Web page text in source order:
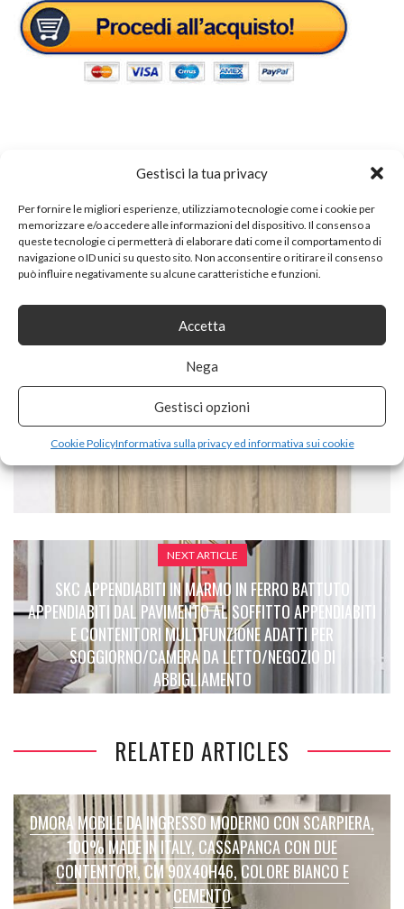
Gestisci la tua privacy
Per fornire le migliori esperienze, utilizziamo tecnologie come i cookie per
memorizzare e/o accedere alle informazioni del dispositivo. Il consenso a
queste tecnologie ci permetterà di elaborare dati come il comportamento di
navigazione o ID unici su questo sito. Non acconsentire o ritirare il consenso
può influire negativamente su alcune caratteristiche e funzioni.
Accetta
Nega
Gestisci opzioni
Cookie PolicyInformativa sulla privacy ed informativa sui cookie
set arredo ingresso
SHARE ON
TVILUM ARMADIO 4 ANTE E 3 CASSETTI COLORE QUERCIA
NEXT ARTICLE
SKC APPENDIABITI IN MARMO IN FERRO BATTUTO
APPENDIABITI DAL PAVIMENTO AL SOFFITTO APPENDIABITI
E CONTENITORI MULTIFUNZIONE ADATTI PER
SOGGIORNO/CAMERA DA LETTO/NEGOZIO DI
ABBIGLIAMENTO
RELATED ARTICLES
DMORA MOBILE DA INGRESSO MODERNO CON SCARPIERA,
100% MADE IN ITALY, CASSAPANCA CON DUE
CONTENITORI, CM 90X40H46, COLORE BIANCO E
CEMENTO